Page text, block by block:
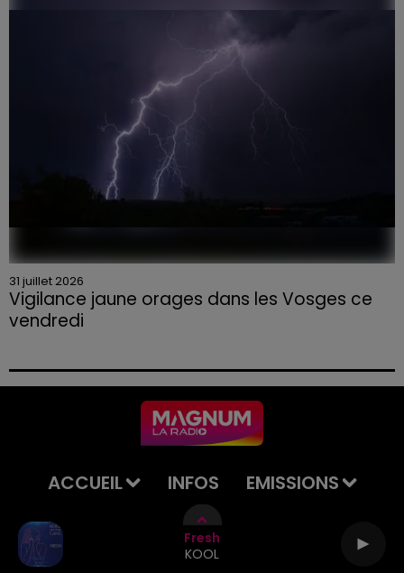
Fresh
KOOL
31 juillet 2026
Vigilance jaune orages dans les Vosges ce
vendredi
ACCUEIL INFOS
EMISSIONS
AGENDA
JEUX